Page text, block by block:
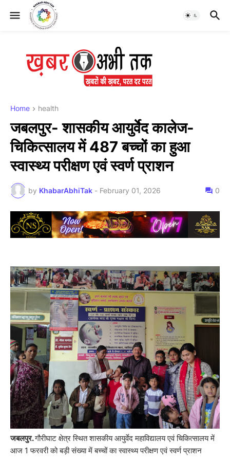
Home health
जबलपुर- शासकीय आयुर्वेद कालेज-
चिकित्सालय में 487 बच्चों का हुआ
स्वास्थ्य परीक्षण एवं स्वर्ण प्राशन
by KhabarAbhiTak - February 01, 2026 0
जबलपुर.गौरीघाट क्षेत्र स्थित शासकीय आयुर्वेद महाविद्यालय एवं चिकित्सालय में
आज 1 फरवरी को बड़ी संख्या में बच्चों का स्वास्थ्य परीक्षण एवं स्वर्ण प्राशन